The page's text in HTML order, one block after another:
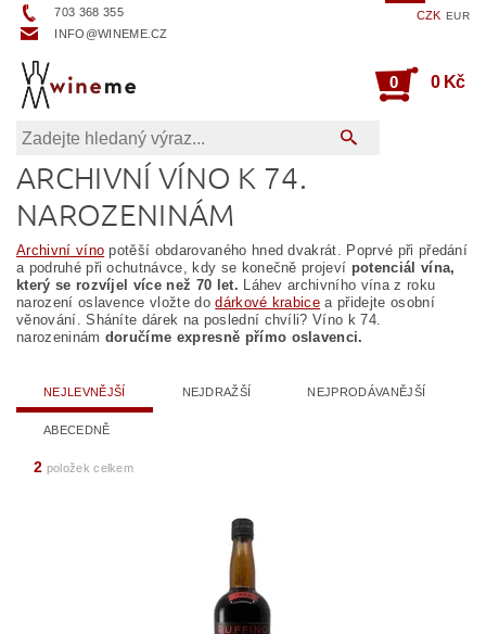
703 368 355
INFO@WINEME.CZ
CZK EUR
0 0 Kč
ARCHIVNÍ VÍNO K 74.
NAROZENINÁM
Archivní víno potěší obdarovaného hned dvakrát. Poprvé při předání
a podruhé při ochutnávce, kdy se konečně projeví potenciál vína,
který se rozvíjel více než 70 let. Láhev archivního vína z roku
narození oslavence vložte dodárkové krabice a přidejte osobní
věnování. Sháníte dárek na poslední chvíli? Víno k 74.
narozeninám doručíme expresně přímo oslavenci.
NEJLEVNĚJŠÍ NEJDRAŽŠÍ NEJPRODÁVANĚJŠÍ
ABECEDNĚ
2 položek celkem